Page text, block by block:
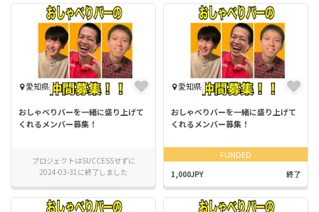
愛知県
おしゃべりバーを一緒に盛り上げて
くれるメンバー募集！
プロジェクトはSUCCESSせずに
2024-03-31に終了しました
愛知県
おしゃべりバーを一緒に盛り上げて
くれるメンバー募集！
FUNDED
1,000JPY 終了